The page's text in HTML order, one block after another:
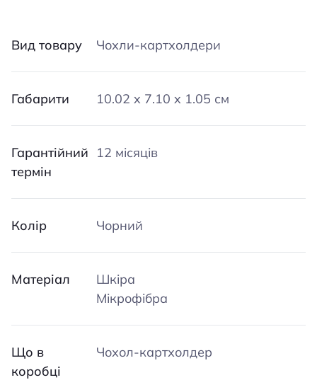
Вид товару Чохли-картхолдери
Габарити 10.02 x 7.10 x 1.05 см
Гарантійний
термін
12 місяців
Колір Чорний
Матеріал
Шкіра
Мікрофібра
Що в
коробці
Чохол-картхолдер